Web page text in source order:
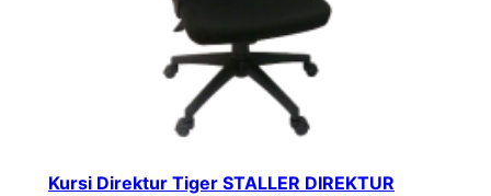
Kursi Direktur Tiger STALLER DIREKTUR